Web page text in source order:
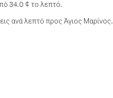
34.0 ¢ το λεπτό.
ανά λεπτό προς Άγιος Μαρίνος.